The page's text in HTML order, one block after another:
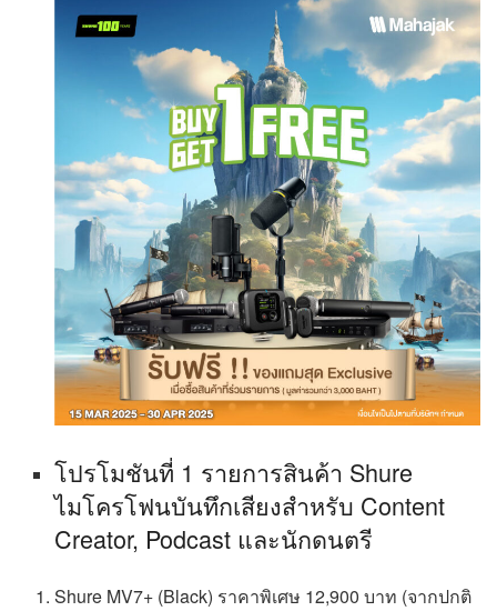
โปรโมชันที่ 1 รายการสินค้า Shure
ไมโครโฟนบันทึกเสียงสำหรับ Content
Creator, Podcast และนักดนตรี
Shure MV7+ (Black) ราคาพิเศษ 12,900 บาท (จากปกติ